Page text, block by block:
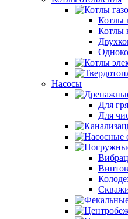
Котлы
Котлы
Насосы
Для
Для